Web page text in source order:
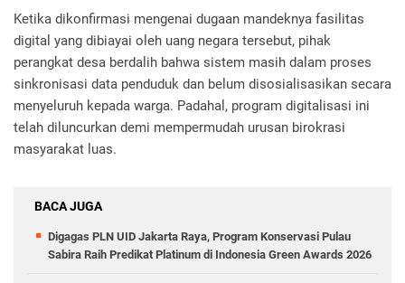
Ketika dikonfirmasi mengenai dugaan mandeknya fasilitas
digital yang dibiayai oleh uang negara tersebut, pihak
perangkat desa berdalih bahwa sistem masih dalam proses
sinkronisasi data penduduk dan belum disosialisasikan secara
menyeluruh kepada warga. Padahal, program digitalisasi ini
telah diluncurkan demi mempermudah urusan birokrasi
masyarakat luas.
BACA JUGA
Digagas PLN UID Jakarta Raya, Program Konservasi Pulau
Sabira Raih Predikat Platinum di Indonesia Green Awards 2026